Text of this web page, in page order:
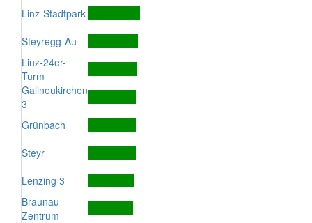
Linz-Stadtpark
Steyregg-Au
Linz-24er-
Turm
Gallneukirchen
3
Grünbach
Steyr
Lenzing 3
Braunau
Zentrum